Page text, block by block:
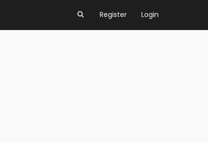
Register Login